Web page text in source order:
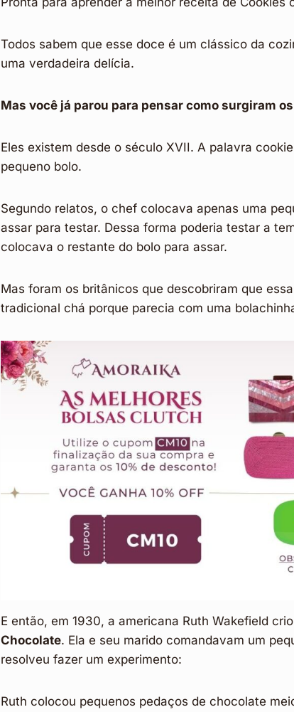
Todos sabem que esse doce é um clássico da
uma verdadeira delícia.
Mas você já parou para pensar como surgiram
Eles existem desde o século XVII. A palavra
pequeno bolo.
Segundo relatos, o chef colocava apenas uma
assar para testar. Dessa forma poderia testar a
colocava o restante do bolo para assar.
Mas foram os britânicos que descobriram que
tradicional chá porque parecia com uma
E então, em 1930, a americana Ruth Wakefield
Chocolate. Ela e seu marido comandavam um
resolveu fazer um experimento:
Ruth colocou pequenos pedaços de chocolate